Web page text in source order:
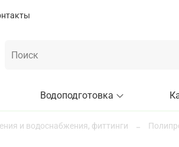
Водоподготовка
и водоснабжения, фиттинги